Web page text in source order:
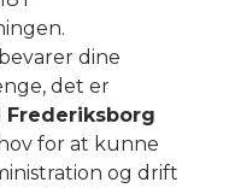
dine
det er
Frederiksborg
for at kunne
og drift